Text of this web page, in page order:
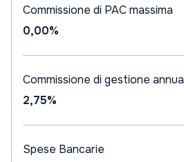
Commissione di PAC massima
0,00%
Commissione di gestione annua
2,75%
Spese Bancarie